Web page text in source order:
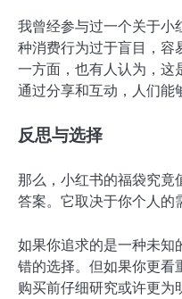
我曾经参与过一个关于小
种消费行为过于盲目，容
一方面，也有人认为，这
通过分享和互动，人们能
反思与选择
那么，小红书的福袋究竟
答案。它取决于你个人的
如果你追求的是一种未知
错的选择。但如果你更看
购买前仔细研究或许更为